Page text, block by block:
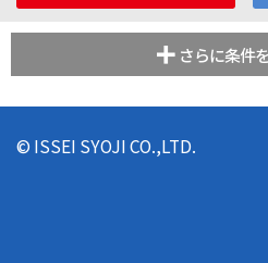
さらに条件
© ISSEI SYOJI CO.,LTD.